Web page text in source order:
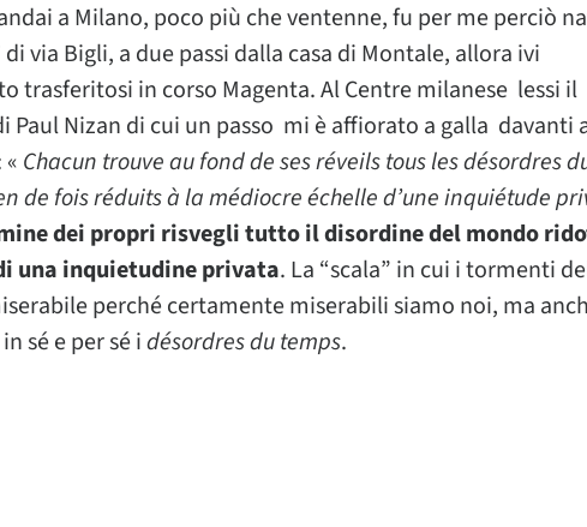
a Milano, poco più che ventenne, fu per me perciò
via Bigli, a due passi dalla casa di Montale, allora ivi
trasferitosi in corso Magenta. Al Centre milanese lessi il
Paul Nizan di cui un passo mi è affiorato a galla davanti
Chacun trouve au fond de ses réveils tous les désordres
de fois réduits à la médiocre échelle d’une inquiétude
dei propri risvegli tutto il disordine del mondo
una inquietudine privata. La “scala” in cui i tormenti
perché certamente miserabili siamo noi, ma
sé e per sé idésordres du temps.